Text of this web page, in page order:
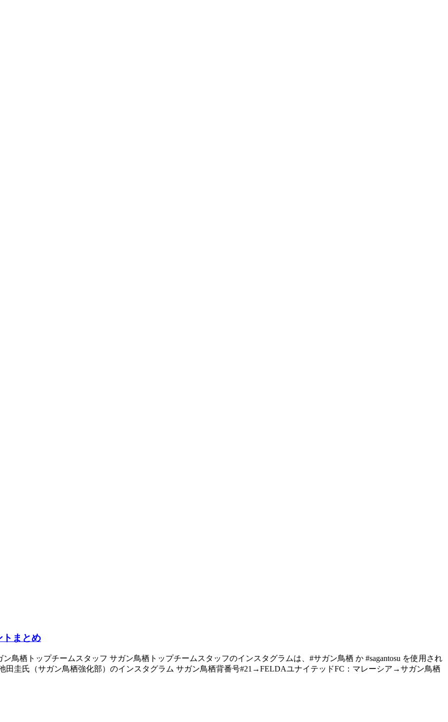
トまとめ
ン鳥栖トップチームスタッフ サガン鳥栖トップチームスタッフのインスタグラムは、#サガン鳥栖 か #sagantosu を使用され
田圭氏（サガン鳥栖強化部）のインスタグラム サガン鳥栖背番号#21→FELDAユナイテッドFC：マレーシア→サガン鳥栖